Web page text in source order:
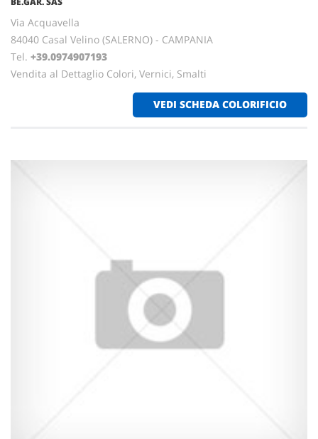
Via Acquavella
84040 Casal Velino (SALERNO) - CAMPANIA
Tel. +39.0974907193
Vendita al Dettaglio Colori, Vernici, Smalti
VEDI SCHEDA COLORIFICIO